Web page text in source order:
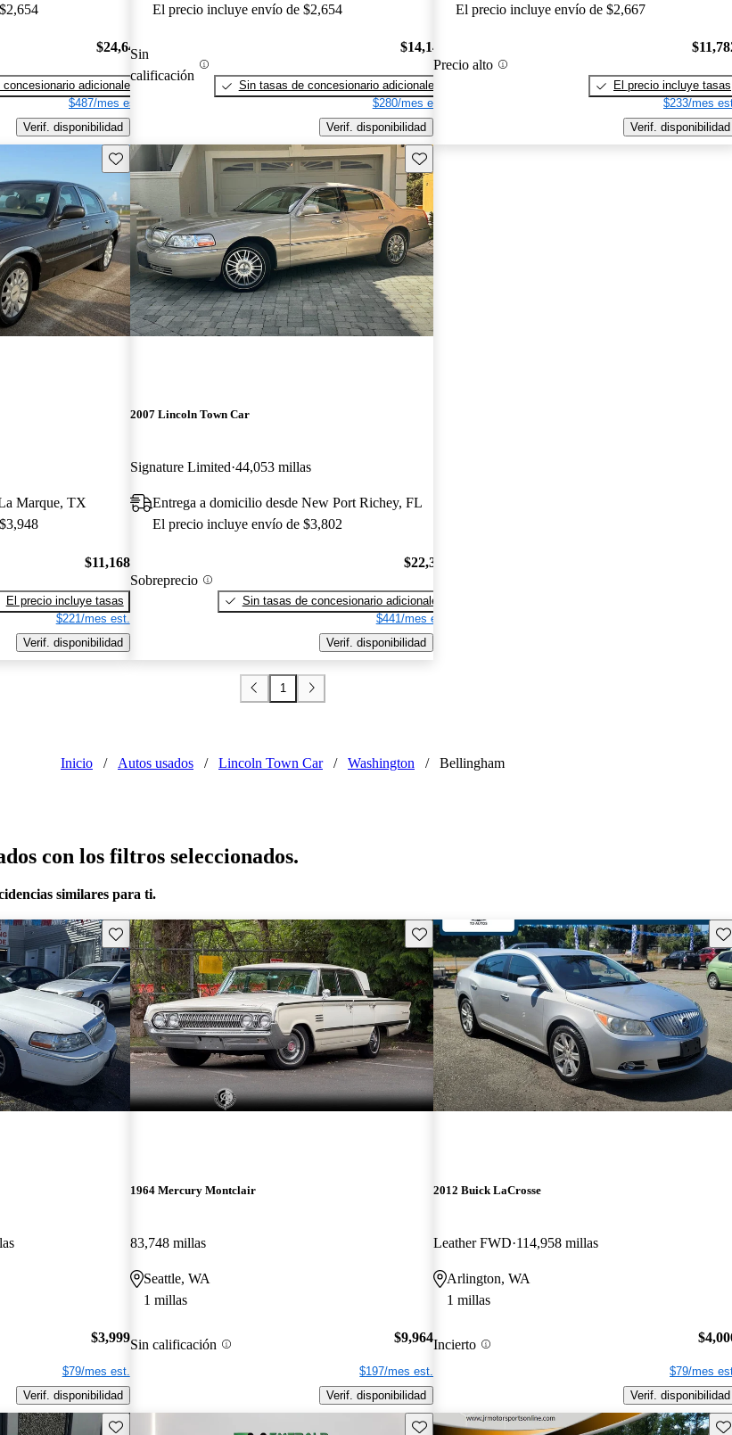
$24,648
adicionales
$487/mes est.
Verif. disponibilidad
El precio incluye envío de $2,654
Sin
calificación
$14,148
Sin tasas de concesionario adicionales
$280/mes est.
Verif. disponibilidad
El precio incluye envío de $2,667
Precio alto
El precio incluye tasas
$233/mes
Verif. disponibilidad
Guarda este Aviso
Marque, TX
$11,168
El precio incluye tasas
$221/mes est.
Verif. disponibilidad
Guarda este Aviso
2007 Lincoln Town Car
Signature Limited 44,053 millas
Entrega a domicilio desde New Port Richey, FL
El precio incluye envío de $3,802
Sobreprecio
$22,302
Sin tasas de concesionario adicionales
$441/mes est.
Verif. disponibilidad
1
Inicio / Autos usados / Lincoln Town Car / Washington / Bellingham
con los filtros seleccionados.
similares para ti.
Guarda este Aviso
$3,999
$79/mes est.
Verif. disponibilidad
Guarda este Aviso
1964 Mercury Montclair
83,748 millas
Seattle, WA
1 millas
Sin calificación $9,964
$197/mes est.
Verif. disponibilidad
2012 Buick LaCrosse
Leather FWD 114,958 millas
Arlington, WA
1 millas
Incierto
$79/mes
Verif. disponibilidad
Guarda este Aviso Guarda este Aviso